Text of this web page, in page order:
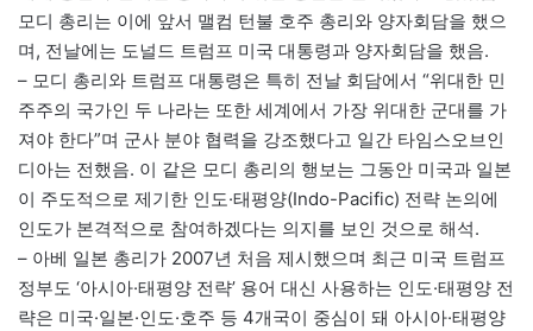
모디 총리는 이에 앞서 맬컴 턴불 호주 총리와 양자회담을 했으
며, 전날에는 도널드 트럼프 미국 대통령과 양자회담을 했음.
– 모디 총리와 트럼프 대통령은 특히 전날 회담에서 “위대한 민
주주의 국가인 두 나라는 또한 세계에서 가장 위대한 군대를 가
져야 한다”며 군사 분야 협력을 강조했다고 일간 타임스오브인
디아는 전했음. 이 같은 모디 총리의 행보는 그동안 미국과 일본
이 주도적으로 제기한 인도·태평양(Indo-Pacific) 전략 논의에
인도가 본격적으로 참여하겠다는 의지를 보인 것으로 해석.
– 아베 일본 총리가 2007년 처음 제시했으며 최근 미국 트럼프
정부도 ‘아시아·태평양 전략’ 용어 대신 사용하는 인도·태평양 전
략은 미국·일본·인도·호주 등 4개국이 중심이 돼 아시아·태평양